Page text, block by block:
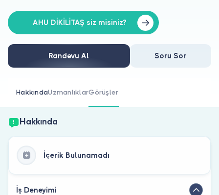
Doktorlar için
Doktor musunuz?
AHU DİKİLİTAŞ siz misiniz?
Randevu Al Soru Sor
HakkındaUzmanlıklarGörüşler
Hakkında
İçerik Bulunamadı
İş Deneyimi